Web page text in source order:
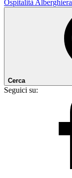
Ospitalità Alberghiera
Cerca
Seguici su: